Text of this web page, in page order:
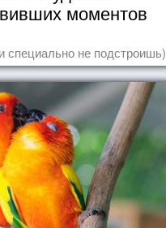
моментов
специально не подстроишь)